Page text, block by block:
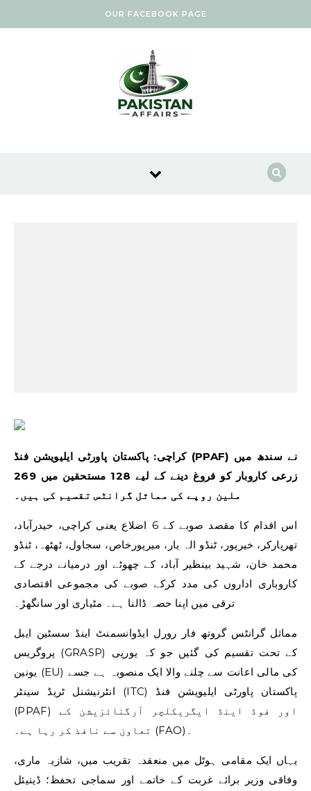
OUR FACEBOOK PAGE
کراچی: پاکستان پاورٹی ایلیویشن فنڈ (PPAF) نے سندھ میں
زرعی کاروبار کو فروغ دینے کے لیے 128 مستحقین میں 269
ملین روپے کی مماثل گرانٹس تقسیم کی ہیں۔
اس اقدام کا مقصد صوبے کے 6 اضلاع یعنی کراچی، حیدرآباد،
تھرپارکر، خیرپور، ٹنڈو الہ یار، میرپورخاص، سجاول، ٹھٹھہ، ٹنڈو
محمد خان، شہید بینظیر آباد، کے چھوٹے اور درمیانے درجے کے
کاروباری اداروں کی مدد کرکے صوبے کی مجموعی اقتصادی
ترقی میں اپنا حصہ ڈالنا ہے۔ مٹیاری اور سانگھڑ۔
مماثل گرانٹس گروتھ فار رورل ایڈوانسمنٹ اینڈ سسٹین ایبل
پروگریس (GRASP) کے تحت تقسیم کی گئیں جو کہ یورپی
یونین (EU) کی مالی اعانت سے چلنے والا ایک منصوبہ ہے جسے
انٹرنیشنل ٹریڈ سینٹر (ITC) پاکستان پاورٹی ایلیویشن فنڈ
(PPAF) اور فوڈ اینڈ ایگریکلچر آرگنائزیشن کے
تعاون سے نافذ کر رہا ہے۔ (FAO)۔
یہاں ایک مقامی ہوٹل میں منعقدہ تقریب میں، شازیہ ماری،
وفاقی وزیر برائے غربت کے خاتمے اور سماجی تحفظ؛ ڈینیئل